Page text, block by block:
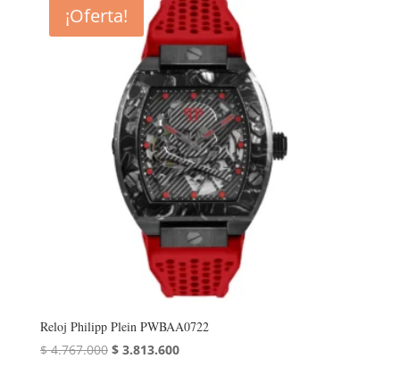
¡Oferta!
Reloj Philipp Plein PWBAA0722
$4.767.000 El
$3.813.600El